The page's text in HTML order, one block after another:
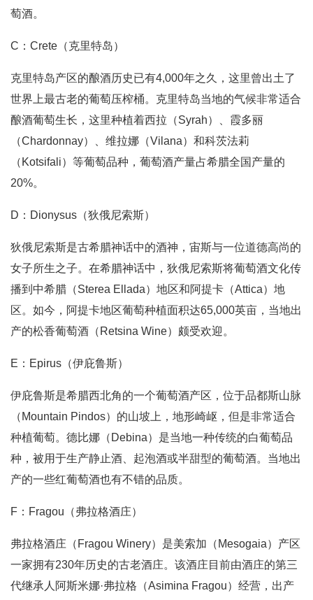
萄酒。
C：Crete（克里特岛）
克里特岛产区的酿酒历史已有4,000年之久，这里曾出土了
世界上最古老的葡萄压榨桶。克里特岛当地的气候非常适合
酿酒葡萄生长，这里种植着西拉（Syrah）、霞多丽
（Chardonnay）、维拉娜（Vilana）和科茨法莉
（Kotsifali）等葡萄品种，葡萄酒产量占希腊全国产量的
20%。
D：Dionysus（狄俄尼索斯）
狄俄尼索斯是古希腊神话中的酒神，宙斯与一位道德高尚的
女子所生之子。在希腊神话中，狄俄尼索斯将葡萄酒文化传
播到中希腊（Sterea Ellada）地区和阿提卡（Attica）地
区。如今，阿提卡地区葡萄种植面积达65,000英亩，当地出
产的松香葡萄酒（Retsina Wine）颇受欢迎。
E：Epirus（伊庇鲁斯）
伊庇鲁斯是希腊西北角的一个葡萄酒产区，位于品都斯山脉
（Mountain Pindos）的山坡上，地形崎岖，但是非常适合
种植葡萄。德比娜（Debina）是当地一种传统的白葡萄品
种，被用于生产静止酒、起泡酒或半甜型的葡萄酒。当地出
产的一些红葡萄酒也有不错的品质。
F：Fragou（弗拉格酒庄）
弗拉格酒庄（Fragou Winery）是美索加（Mesogaia）产区
一家拥有230年历史的古老酒庄。该酒庄目前由酒庄的第三
代继承人阿斯米娜·弗拉格（Asimina Fragou）经营，出产